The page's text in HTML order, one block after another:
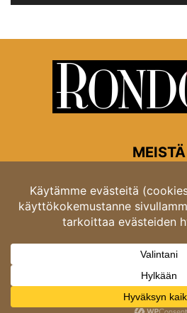
MEISTÄ
Rondon
Opastinsilta 6A
Asiakaspalvelu: puh.
Ota meihin yhteyttä:
© Classicus Oy